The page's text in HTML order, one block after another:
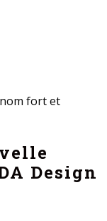
fort et
Design